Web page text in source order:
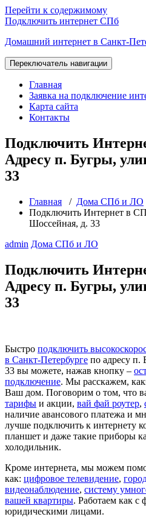
Перейти к содержимому
Подключить интернет СПб
Домашний интернет в Санкт-
Переключатель навигации
Главная
Заявка на подключение
Карта сайта
Контакты
Подключить
Адресу п. Бугры,
33
Главная / Дома СПб и ЛО
Подключить Интернет в
Шоссейная, д. 33
admin Дома СПб и ЛО
Подключить
Адресу п. Бугры,
33
Быстро подключить
в Санкт-Петербурге по адресу п.
33 вы можете, нажав кнопку –
подключение. Мы расскажем,
Ваш дом. Поговорим о том, что
тарифы и акции, вай фай роутер,
наличие авансового платежа и
лучше подключить к интернету
планшет и даже такие приборы
холодильник.
Кроме интернета, мы можем
как: цифровое телевидение,
видеонаблюдение, систему
вашей квартиры. Работаем как с
юридическими лицами.